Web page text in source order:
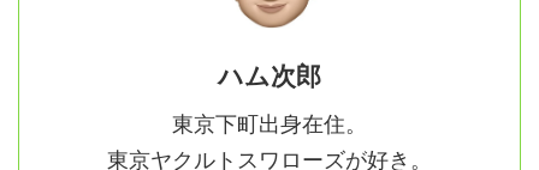
ハム次郎
東京下町出身在住。
東京ヤクルトスワローズが好き。